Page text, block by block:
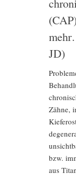
JD)
Zähne,
bzw.
aus